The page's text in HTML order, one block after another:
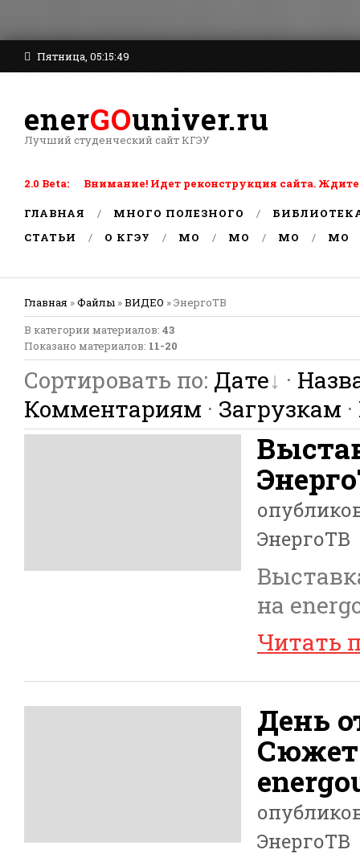
Пятница, 05:15:49
enerGOuniver.ru
Лучший студенческий сайт КГЭУ
2.0 Beta: Внимание! Идет реконструкция сайта. Ждите
ГЛАВНАЯ МНОГО ПОЛЕЗНОГО
СТАТЬИ
О КГЭУ MO MO MO MO
Главная »Файлы »ВИДЕО » ЭнергоТВ
В категории материалов: 43
Показано материалов: 11-20
Сортировать по: Дате ·
Комментариям · Загрузкам ·
ЭнергоТВ
на
Читать
День
ЭнергоТВ